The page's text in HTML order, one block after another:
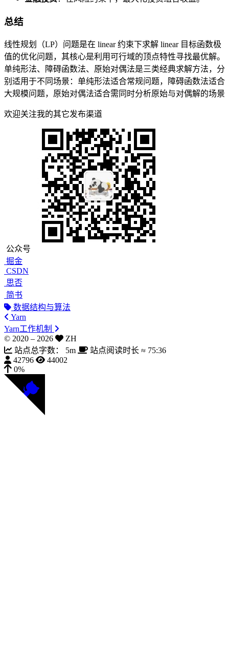
总结
线性规划（LP）问题是在 linear 约束下求解 linear 目标函数极
值的优化问题，其核心是利用可行域的顶点特性寻找最优解。
单纯形法、障碍函数法、原始对偶法是三类经典求解方法，分
别适用于不同场景：单纯形法适合常规问题，障碍函数法适合
大规模问题，原始对偶法适合需同时分析原始与对偶解的场景
欢迎关注我的其它发布渠道
公众号
掘金
CSDN
思否
简书
数据结构与算法
Yarn
Yarn工作机制
© 2020 – 2026
ZH
站点总字数：
5m 站点阅读时长 ≈ 75:36
42796
44002
0%